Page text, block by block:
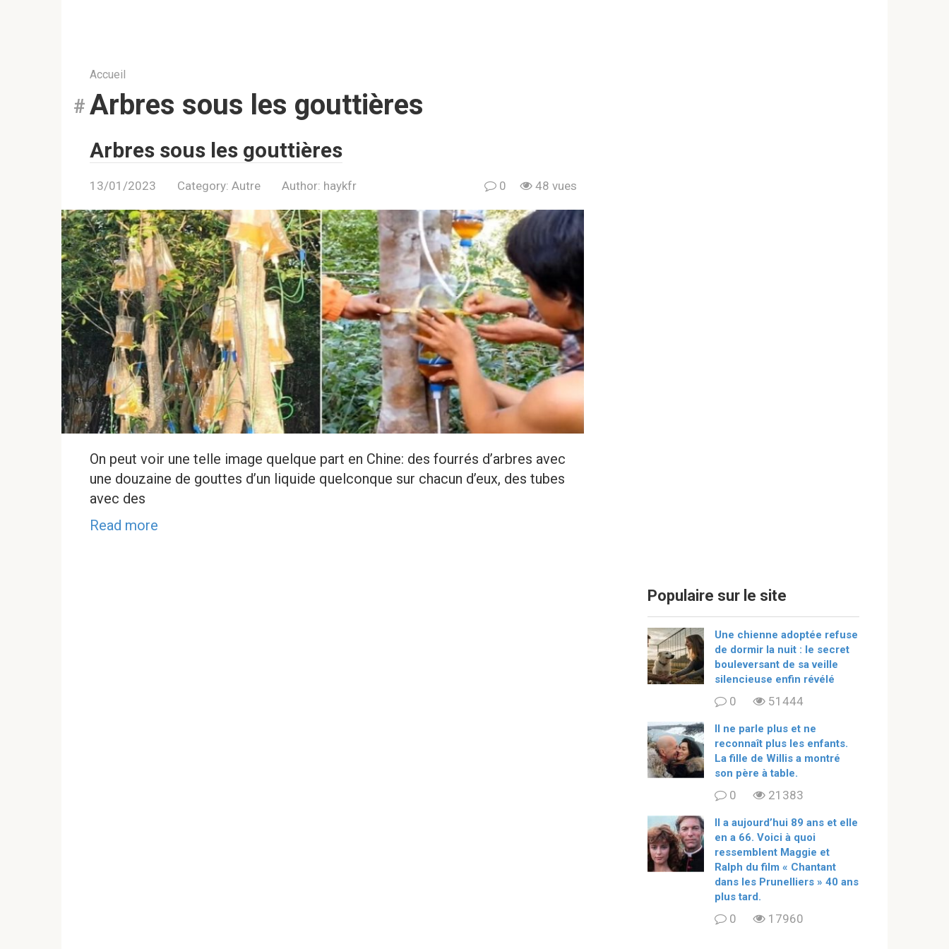
Accueil
Arbres sous les gouttières
Arbres sous les gouttières
13/01/2023 Category: Autre Author: haykfr 0 48 vues
On peut voir une telle image quelque part en Chine: des fourrés d’arbres avec
une douzaine de gouttes d’un liquide quelconque sur chacun d’eux, des tubes
avec des
Read more
Populaire sur le site
Une chienne adoptée refuse
de dormir la nuit : le secret
bouleversant de sa veille
silencieuse enfin révélé
0 51444
Il ne parle plus et ne
reconnaît plus les enfants.
La fille de Willis a montré
son père à table.
0 21383
ll a aujourd’hui 89 ans et elle
en a 66. Voici à quoi
ressemblent Maggie et
Ralph du film « Chantant
dans les Prunelliers » 40 ans
plus tard.
0 17960